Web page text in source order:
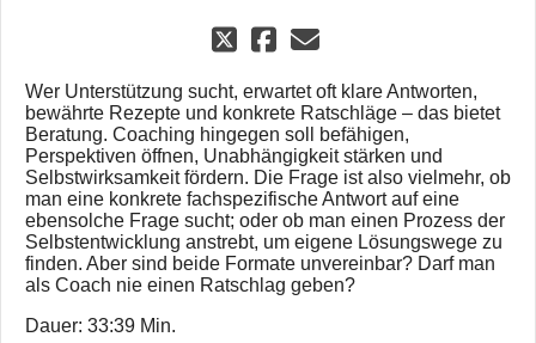
Wer Unterstützung sucht, erwartet oft klare Antworten,
bewährte Rezepte und konkrete Ratschläge – das bietet
Beratung. Coaching hingegen soll befähigen,
Perspektiven öffnen, Unabhängigkeit stärken und
Selbstwirksamkeit fördern. Die Frage ist also vielmehr, ob
man eine konkrete fachspezifische Antwort auf eine
ebensolche Frage sucht; oder ob man einen Prozess der
Selbstentwicklung anstrebt, um eigene Lösungswege zu
finden. Aber sind beide Formate unvereinbar? Darf man
als Coach nie einen Ratschlag geben?
Dauer: 33:39 Min.